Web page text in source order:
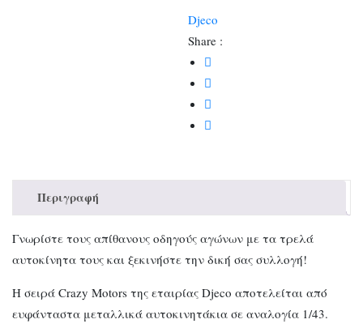
Djeco
Share :
Περιγραφή
Γνωρίστε τους απίθανους οδηγούς αγώνων με τα τρελά
αυτοκίνητα τους και ξεκινήστε την δική σας συλλογή!
Η σειρά Crazy Motors της εταιρίας Djeco αποτελείται από
ευφάνταστα μεταλλικά αυτοκινητάκια σε αναλογία 1/43.